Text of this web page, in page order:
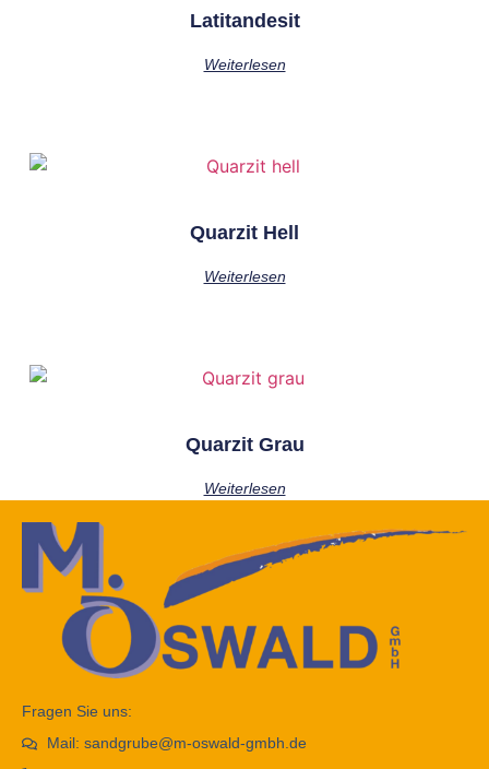
Latitandesit
Weiterlesen
Quarzit Hell
Weiterlesen
Quarzit Grau
Weiterlesen
Fragen Sie uns:
Mail: sandgrube@m-oswald-gmbh.de